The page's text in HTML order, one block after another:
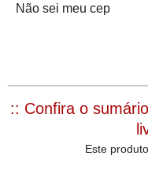
Não sei meu cep
:: Confira o
Este